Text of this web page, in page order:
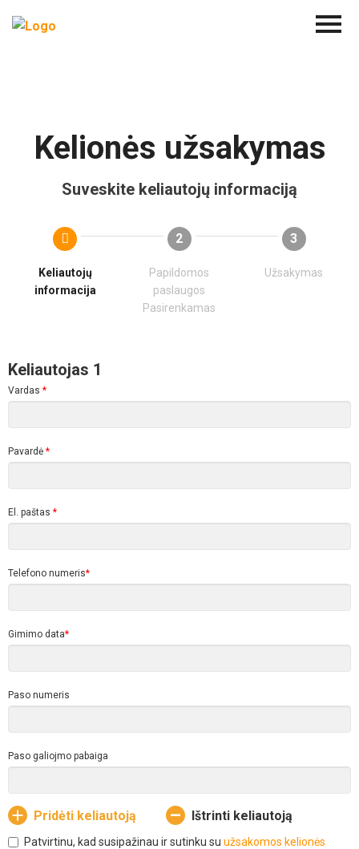
Kelionės užsakymas
Suveskite keliautojų informaciją
Keliautojų
informacija
2
Papildomos
paslaugos
Pasirenkamas
3
Užsakymas
Keliautojas 1
Vardas *
Pavardė *
El. paštas *
Telefono numeris*
Gimimo data*
Paso numeris
Paso galiojmo pabaiga
Pridėti keliautoją Ištrinti keliautoją
Patvirtinu, kad susipažinau ir sutinku su užsakomos kelionės